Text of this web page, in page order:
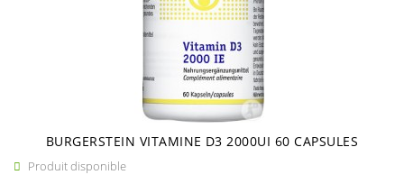
BURGERSTEIN VITAMINE D3 2000UI 60 CAPSULES
 Produit disponible